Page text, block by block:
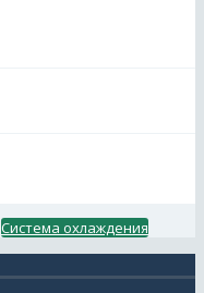
Система охлаждения